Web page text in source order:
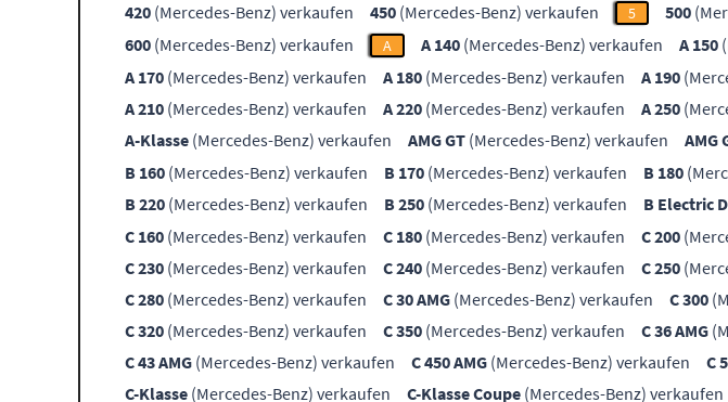
420 (Mercedes-Benz) verkaufen 450 (Mercedes-Benz) verkaufen 5 500
600 (Mercedes-Benz) verkaufen A A 140 (Mercedes-Benz) verkaufen A 150
A 170 (Mercedes-Benz) verkaufen A 180 (Mercedes-Benz) verkaufen A 190
A 210 (Mercedes-Benz) verkaufen A 220 (Mercedes-Benz) verkaufen A 250
A-Klasse (Mercedes-Benz) verkaufen AMG GT (Mercedes-Benz) verkaufen AMG
B 160 (Mercedes-Benz) verkaufen B 170 (Mercedes-Benz) verkaufen B 180
B 220 (Mercedes-Benz) verkaufen B 250 (Mercedes-Benz) verkaufen B Electric
C 160 (Mercedes-Benz) verkaufen C 180 (Mercedes-Benz) verkaufen C 200
C 230 (Mercedes-Benz) verkaufen C 240 (Mercedes-Benz) verkaufen C 250
C 280 (Mercedes-Benz) verkaufen C 30 AMG (Mercedes-Benz) verkaufen C 300
C 320 (Mercedes-Benz) verkaufen C 350 (Mercedes-Benz) verkaufen C 36 AMG
C 43 AMG (Mercedes-Benz) verkaufen C 450 AMG (Mercedes-Benz) verkaufen C
C-Klasse (Mercedes-Benz) verkaufen C-Klasse Coupe (Mercedes-Benz) verkaufen